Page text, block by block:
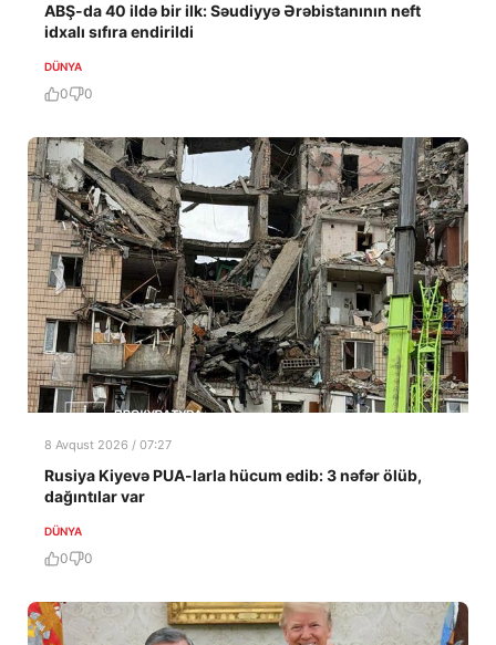
ABŞ-da 40 ildə bir ilk: Səudiyyə Ərəbistanının neft
idxalı sıfıra endirildi
DÜNYA
0 0
8 Avqust 2026 / 07:27
Rusiya Kiyevə PUA-larla hücum edib: 3 nəfər ölüb,
dağıntılar var
DÜNYA
0 0